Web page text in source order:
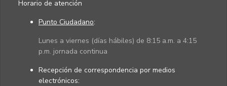
Horario de atención
Punto Ciudadano:
Lunes a viernes (días hábiles) de 8:15 a.m. a 4:15
p.m. jornada continua
Recepción de correspondencia por medios
electrónicos: